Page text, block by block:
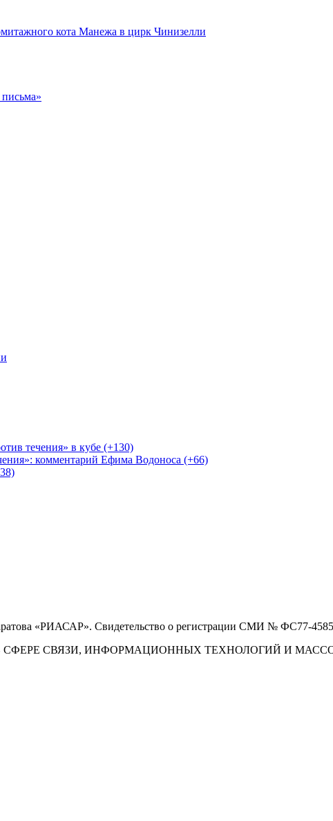
кота Манежа в цирк Чинизелли
течения» в кубе (+130)
комментарий Ефима Водоноса (+66)
«РИАСАР». Свидетельство о регистрации СМИ № ФС77-
СФЕРЕ СВЯЗИ, ИНФОРМАЦИОННЫХ ТЕХНОЛОГИЙ И